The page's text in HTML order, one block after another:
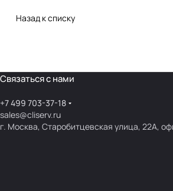
Назад к списку
Связаться с нами
+7 499 703-37-18
sales@cliserv.ru
г. Москва, Старобитцевская улица, 22А,